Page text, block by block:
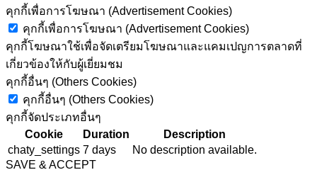
คุกกี้เพื่อการโฆษณา (Advertisement Cookies)
คุกกี้เพื่อการโฆษณา (Advertisement Cookies)
คุกกี้โฆษณาใช้เพื่อจัดเตรียมโฆษณาและแคมเปญการตลาดที่
เกี่ยวข้องให้กับผู้เยี่ยมชม
คุกกี้อื่นๆ (Others Cookies)
คุกกี้อื่นๆ (Others Cookies)
คุกกี้จัดประเภทอื่นๆ
Cookie
Duration
Description
chaty_settings 7 days
No description available.
SAVE & ACCEPT